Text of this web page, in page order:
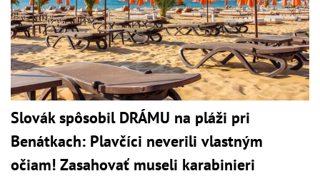
Slovák spôsobil DRÁMU na pláži pri
Benátkach: Plavčíci neverili vlastným
očiam! Zasahovať museli karabinieri